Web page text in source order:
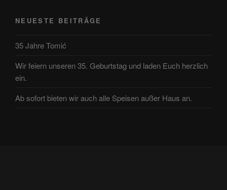
NEUESTE BEITRÄGE
35 Jahre Tomić
Wir feiern unseren 35. Geburtstag und laden Euch herzlich
ein.
Ab sofort bieten wir auch alle Speisen außer Haus an.